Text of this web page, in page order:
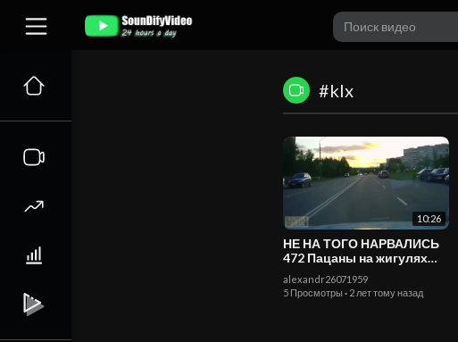
#klx
10:26
НЕ НА ТОГО НАРВАЛИСЬ
472 Пацаны на жигулях
погоня ДПС
alexandr26071959
5 Просмотры · 2 лет тому назад